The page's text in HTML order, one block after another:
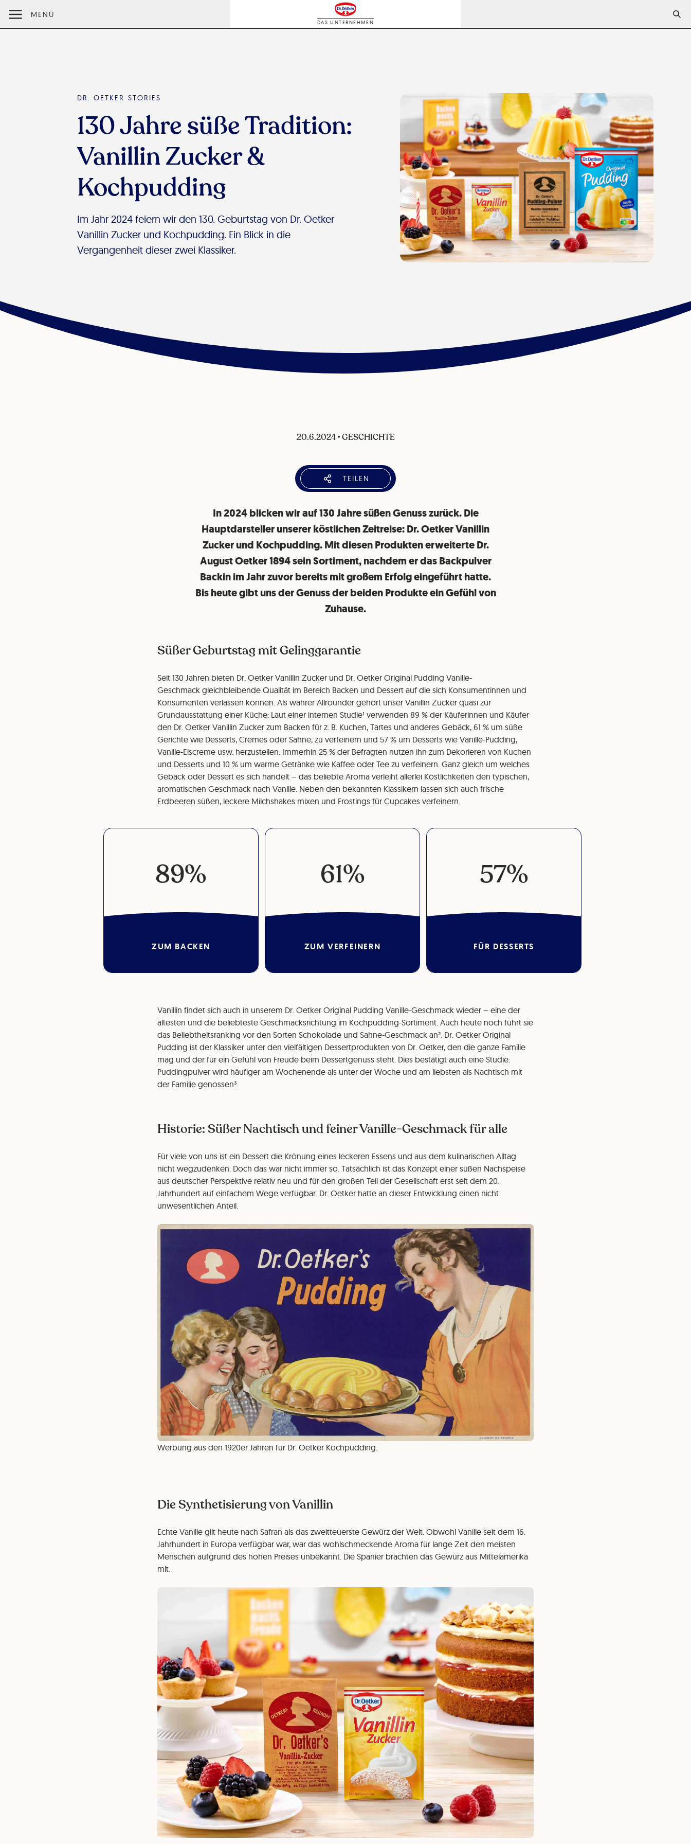
MENÜ
DAS UNTERNEHMEN
DR. OETKER STORIES
130 Jahre süße Tradition:
Vanillin Zucker &
Kochpudding
Im Jahr 2024 feiern wir den 130. Geburtstag von Dr. Oetker
Vanillin Zucker und Kochpudding. Ein Blick in die
Vergangenheit dieser zwei Klassiker.
20.6.2024•GESCHICHTE
TEILEN
In 2024 blicken wir auf 130 Jahre süßen Genuss zurück. Die
Hauptdarsteller unserer köstlichen Zeitreise: Dr. Oetker Vanillin
Zucker und Kochpudding. Mit diesen Produkten erweiterte Dr.
August Oetker 1894 sein Sortiment, nachdem er das Backpulver
Backin im Jahr zuvor bereits mit großem Erfolg eingeführt hatte.
Bis heute gibt uns der Genuss der beiden Produkte ein Gefühl von
Zuhause.
Süßer Geburtstag mit Gelinggarantie
Seit 130 Jahren bieten Dr. Oetker Vanillin Zucker und Dr. Oetker Original Pudding Vanille-
Geschmack gleichbleibende Qualität im Bereich Backen und Dessert auf die sich Konsumentinnen und
Konsumenten verlassen können. Als wahrer Allrounder gehört unser Vanillin Zucker quasi zur
Grundausstattung einer Küche: Laut einer internen Studie¹ verwenden 89 % der Käuferinnen und Käufer
den Dr. Oetker Vanillin Zucker zum Backen für z. B. Kuchen, Tartes und anderes Gebäck, 61 % um süße
Gerichte wie Desserts, Cremes oder Sahne, zu verfeinern und 57 % um Desserts wie Vanille-Pudding,
Vanille-Eiscreme usw. herzustellen. Immerhin 25 % der Befragten nutzen ihn zum Dekorieren von Kuchen
und Desserts und 10 % um warme Getränke wie Kaffee oder Tee zu verfeinern. Ganz gleich um welches
Gebäck oder Dessert es sich handelt – das beliebte Aroma verleiht allerlei Köstlichkeiten den typischen,
aromatischen Geschmack nach Vanille. Neben den bekannten Klassikern lassen sich auch frische
Erdbeeren süßen, leckere Milchshakes mixen und Frostings für Cupcakes verfeinern.
89%
ZUM BACKEN
61%
ZUM VERFEINERN
57%
FÜR DESSERTS
Vanillin findet sich auch in unserem Dr. Oetker Original Pudding Vanille-Geschmack wieder – eine der
ältesten und die beliebteste Geschmacksrichtung im Kochpudding-Sortiment. Auch heute noch führt sie
das Beliebtheitsranking vor den Sorten Schokolade und Sahne-Geschmack an². Dr. Oetker Original
Pudding ist der Klassiker unter den vielfältigen Dessertprodukten von Dr. Oetker, den die ganze Familie
mag und der für ein Gefühl von Freude beim Dessertgenuss steht. Dies bestätigt auch eine Studie:
Puddingpulver wird häufiger am Wochenende als unter der Woche und am liebsten als Nachtisch mit
der Familie genossen³.
Historie: Süßer Nachtisch und feiner Vanille-Geschmack für alle
Für viele von uns ist ein Dessert die Krönung eines leckeren Essens und aus dem kulinarischen Alltag
nicht wegzudenken. Doch das war nicht immer so. Tatsächlich ist das Konzept einer süßen Nachspeise
aus deutscher Perspektive relativ neu und für den großen Teil der Gesellschaft erst seit dem 20.
Jahrhundert auf einfachem Wege verfügbar. Dr. Oetker hatte an dieser Entwicklung einen nicht
unwesentlichen Anteil.
Werbung aus den 1920er Jahren für Dr. Oetker Kochpudding.
Die Synthetisierung von Vanillin
Echte Vanille gilt heute nach Safran als das zweitteuerste Gewürz der Welt. Obwohl Vanille seit dem 16.
Jahrhundert in Europa verfügbar war, war das wohlschmeckende Aroma für lange Zeit den meisten
Menschen aufgrund des hohen Preises unbekannt. Die Spanier brachten das Gewürz aus Mittelamerika
mit.